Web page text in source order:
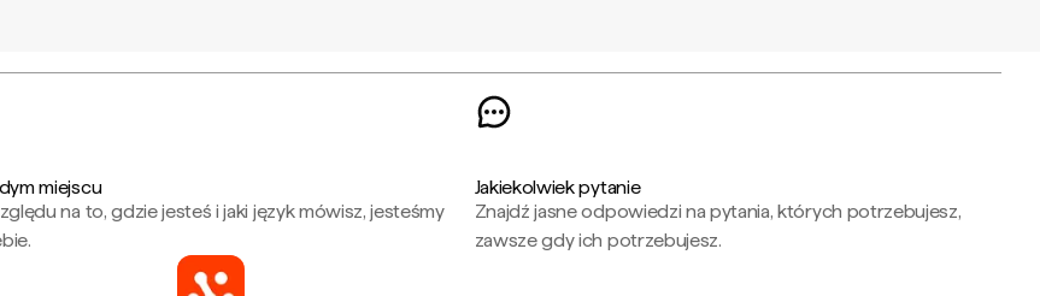
miejscu
na to, gdzie jesteś i jaki język mówisz, jesteśmy
Jakiekolwiek pytanie
Znajdź jasne odpowiedzi na pytania, których potrzebujesz,
zawsze gdy ich potrzebujesz.